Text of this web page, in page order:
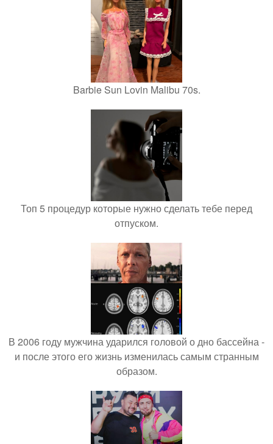
Barbie Sun Lovin Malibu 70s.
Топ 5 процедур которые нужно сделать тебе перед
отпуском.
В 2006 году мужчина ударился головой о дно бассейна -
и после этого его жизнь изменилась самым странным
образом.